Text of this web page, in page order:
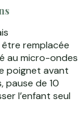
remplacée
au micro-ondes
poignet avant
pause de 10
l’enfant seul